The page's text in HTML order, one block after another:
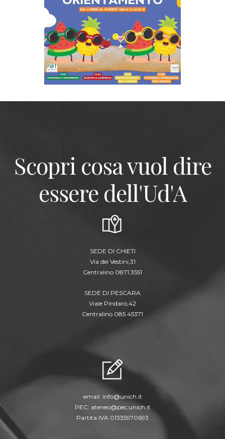
Scopri cosa vuol dire
essere dell'Ud'A
SEDE DI CHIETI
Via dei Vestini,31
Centralino 0871.3551
SEDE DI PESCARA
Viale Pindaro,42
Centralino 085.45371
email: info@unich.it
PEC: ateneo@pec.unich.it
Partita IVA 01335970693